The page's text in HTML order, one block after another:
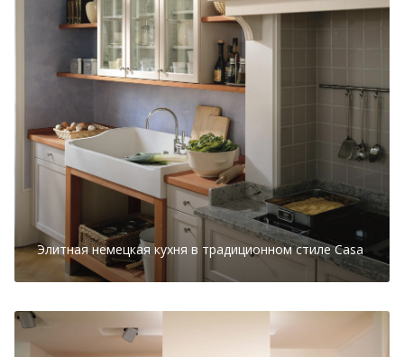
Элитная немецкая кухня в традиционном стиле Casa